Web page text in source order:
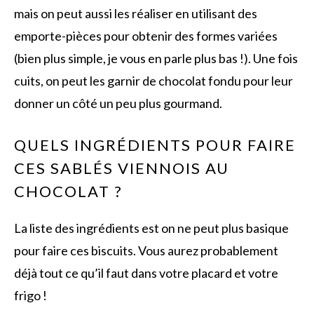
mais on peut aussi les réaliser en utilisant des
emporte-pièces pour obtenir des formes variées
(bien plus simple, je vous en parle plus bas !). Une fois
cuits, on peut les garnir de chocolat fondu pour leur
donner un côté un peu plus gourmand.
QUELS INGRÉDIENTS POUR FAIRE
CES SABLÉS VIENNOIS AU
CHOCOLAT ?
La liste des ingrédients est on ne peut plus basique
pour faire ces biscuits. Vous aurez probablement
déjà tout ce qu’il faut dans votre placard et votre
frigo !